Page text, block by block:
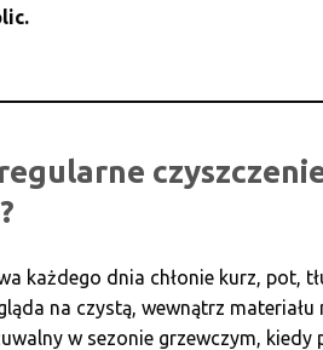
każdego dnia chłonie kurz, pot,
na czystą, wewnątrz
w sezonie grzewczym,